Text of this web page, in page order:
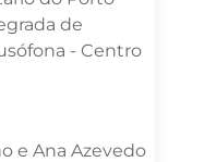
de
- Centro
e Ana Azevedo